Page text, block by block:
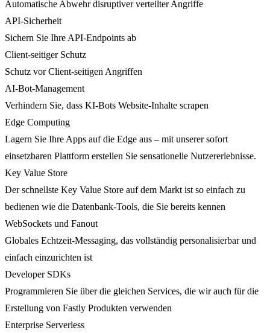
Automatische Abwehr disruptiver verteilter Angriffe
API-Sicherheit
Sichern Sie Ihre API-Endpoints ab
Client-seitiger Schutz
Schutz vor Client-seitigen Angriffen
AI-Bot-Management
Verhindern Sie, dass KI-Bots Website-Inhalte scrapen
Edge Computing
Lagern Sie Ihre Apps auf die Edge aus – mit unserer sofort
einsetzbaren Plattform erstellen Sie sensationelle Nutzererlebnisse.
Key Value Store
Der schnellste Key Value Store auf dem Markt ist so einfach zu
bedienen wie die Datenbank-Tools, die Sie bereits kennen
WebSockets und Fanout
Globales Echtzeit-Messaging, das vollständig personalisierbar und
einfach einzurichten ist
Developer SDKs
Programmieren Sie über die gleichen Services, die wir auch für die
Erstellung von Fastly Produkten verwenden
Enterprise Serverless